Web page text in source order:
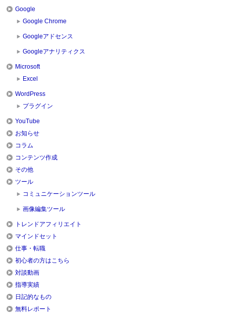
Google
Google Chrome
Googleアドセンス
Googleアナリティクス
Microsoft
Excel
WordPress
プラグイン
YouTube
お知らせ
コラム
コンテンツ作成
その他
ツール
コミュニケーションツール
画像編集ツール
トレンドアフィリエイト
マインドセット
仕事・転職
初心者の方はこちら
対談動画
指導実績
日記的なもの
無料レポート